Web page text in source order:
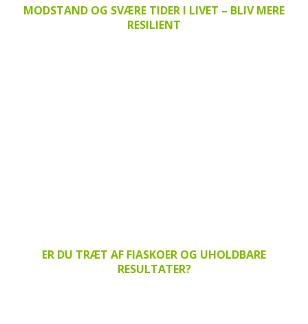
MODSTAND OG SVÆRE TIDER I LIVET – BLIV MERE
RESILIENT
ER DU TRÆT AF FIASKOER OG UHOLDBARE
RESULTATER?